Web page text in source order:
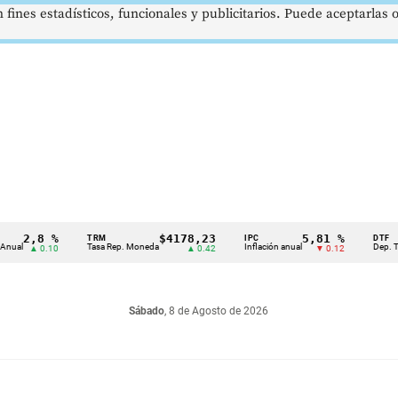
%
0.10
TRM
Tasa Rep. Moneda
$4178,23
▲ 0.42
IPC
Inflación anual
5,81 %
▼ 0.12
DTF
Dep. Término
Sábado, 8 de Agosto de 2026
estadísticos, funcionales y publicitarios. Puede aceptarlas